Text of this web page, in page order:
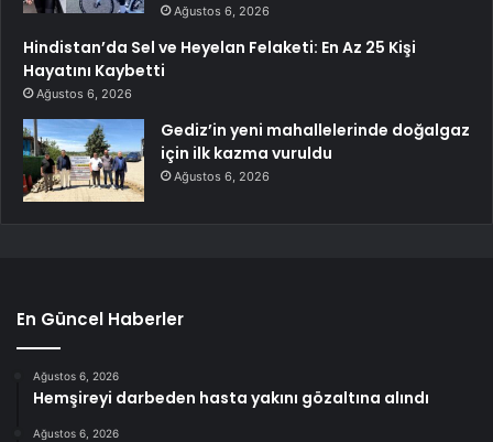
Ağustos 6, 2026
Hindistan’da Sel ve Heyelan Felaketi: En Az 25 Kişi
Hayatını Kaybetti
Ağustos 6, 2026
Gediz’in yeni mahallelerinde doğalgaz
için ilk kazma vuruldu
Ağustos 6, 2026
En Güncel Haberler
Ağustos 6, 2026
Hemşireyi darbeden hasta yakını gözaltına alındı
Ağustos 6, 2026